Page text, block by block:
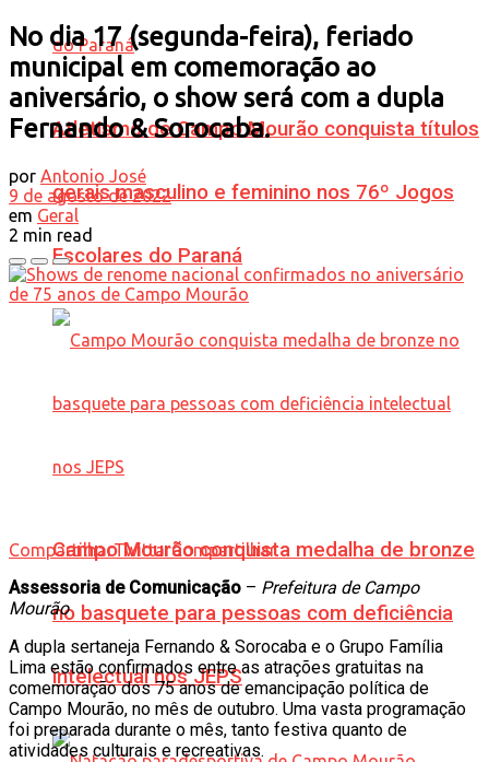
Atletismo de Campo Mourão conquista títulos
gerais masculino e feminino nos 76º Jogos
Escolares do Paraná
Campo Mourão conquista medalha de bronze
no basquete para pessoas com deficiência
intelectual nos JEPS
No dia 17 (segunda-feira), feriado
municipal em comemoração ao
aniversário, o show será com a dupla
Fernando & Sorocaba.
por Antonio José
9 de agosto de 2022
em Geral
2 min read
CompartilharTwittarCompartilhar
Assessoria de Comunicação – Prefeitura de Campo
Mourão
A dupla sertaneja Fernando & Sorocaba e o Grupo Família
Lima estão confirmados entre as atrações gratuitas na
comemoração dos 75 anos de emancipação política de
Campo Mourão, no mês de outubro. Uma vasta programação
foi preparada durante o mês, tanto festiva quanto de
atividades culturais e recreativas.